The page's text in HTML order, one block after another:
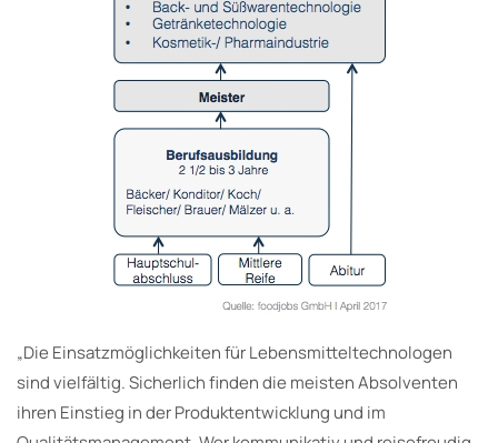
„Die Einsatzmöglichkeiten für Lebensmitteltechnologen
sind vielfältig. Sicherlich finden die meisten Absolventen
ihren Einstieg in der Produktentwicklung und im